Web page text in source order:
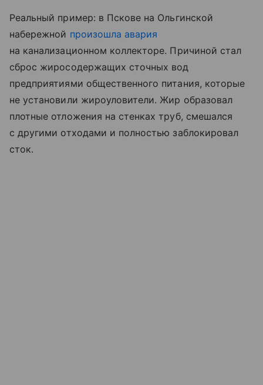
Реальный пример: в Пскове на Ольгинской
набережной произошла авария
на канализационном коллекторе. Причиной стал
сброс жиросодержащих сточных вод
предприятиями общественного питания, которые
не установили жироуловители. Жир образовал
плотные отложения на стенках труб, смешался
с другими отходами и полностью заблокировал
сток.